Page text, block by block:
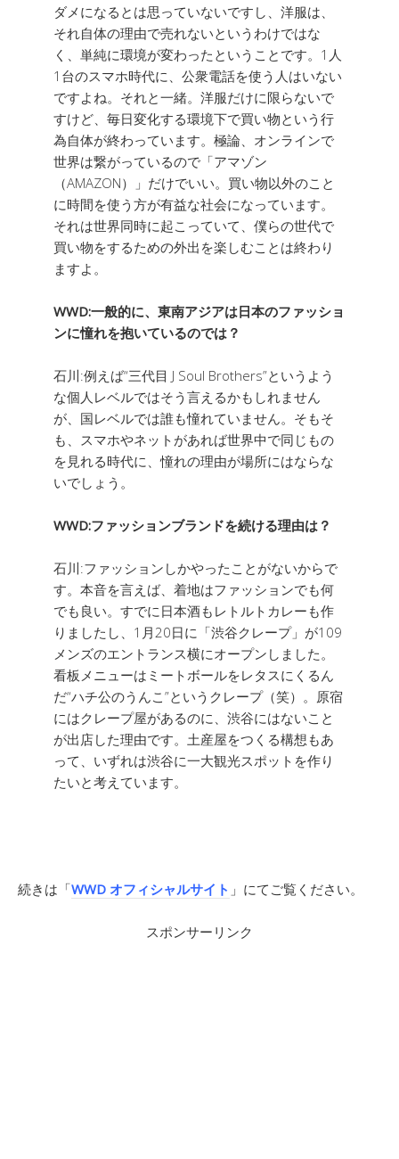
ダメになるとは思っていないですし、洋服は、
それ自体の理由で売れないというわけではな
く、単純に環境が変わったということです。1人
1台のスマホ時代に、公衆電話を使う人はいない
ですよね。それと一緒。洋服だけに限らないで
すけど、毎日変化する環境下で買い物という行
為自体が終わっています。極論、オンラインで
世界は繋がっているので「アマゾン
（AMAZON）」だけでいい。買い物以外のこと
に時間を使う方が有益な社会になっています。
それは世界同時に起こっていて、僕らの世代で
買い物をするための外出を楽しむことは終わり
ますよ。
WWD:一般的に、東南アジアは日本のファッショ
ンに憧れを抱いているのでは？
石川:例えば“三代目 J Soul Brothers”というよう
な個人レベルではそう言えるかもしれません
が、国レベルでは誰も憧れていません。そもそ
も、スマホやネットがあれば世界中で同じもの
を見れる時代に、憧れの理由が場所にはならな
いでしょう。
WWD:ファッションブランドを続ける理由は？
石川:ファッションしかやったことがないからで
す。本音を言えば、着地はファッションでも何
でも良い。すでに日本酒もレトルトカレーも作
りましたし、1月20日に「渋谷クレープ」が109
メンズのエントランス横にオープンしました。
看板メニューはミートボールをレタスにくるん
だ“ハチ公のうんこ”というクレープ（笑）。原宿
にはクレープ屋があるのに、渋谷にはないこと
が出店した理由です。土産屋をつくる構想もあ
って、いずれは渋谷に一大観光スポットを作り
たいと考えています。
続きは「WWD オフィシャルサイト 」にてご覧ください。
スポンサーリンク